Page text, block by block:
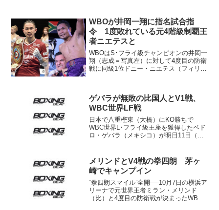
行われた「神奈川拳志会」の会合で同席
した。拳志会は神奈川県...
WBOが井岡一翔に指名試合指
令 1度敗れている元4階級制覇王
者ニエテスと
WBOはS･フライ級チャンピオンの井岡一
翔（志成＝写真左）に対して4度目の防衛
戦に同級1位ドニー・ニエテス（フィリピ
ンジマッチとな...
ゲバラが無敗の比国人とV1戦、
WBC世界LF戦
日本で八重樫東（大橋）にKO勝ちで
WBC世界L･フライ級王座を獲得したペド
ロ・ゲバラ（メキシコ）が明日11日（日
挑戦者リチャード・クラベラス（フィリ
ピン）とも48....
メリンドとV4戦の拳四朗 茅ヶ
崎でキャンプイン
“拳四朗スマイル”全開──10月7日の横浜ア
リーナで元世界王者ミラン・メリンド
（比）と4度目の防衛戦が決まったWBC